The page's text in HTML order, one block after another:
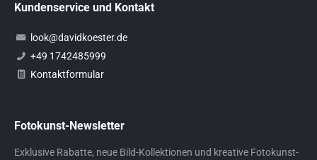
Kundenservice und Kontakt
look@davidkoester.de
+49 1742485999
Kontaktformular
Fotokunst-Newsletter
Exklusive Rabatte, neue Bild-Kollektionen und kreative Fotokunst-